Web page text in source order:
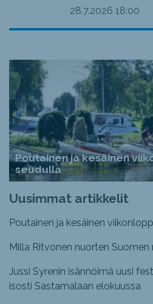
28.7.2026 18:00
Poutainen ja kesäinen
seudulla
Uusimmat artikkelit
Poutainen ja kesäinen
Milla Ritvonen nuorten
Jussi Syrenin isännöimä uusi
isosti Sastamalaan elokuussa